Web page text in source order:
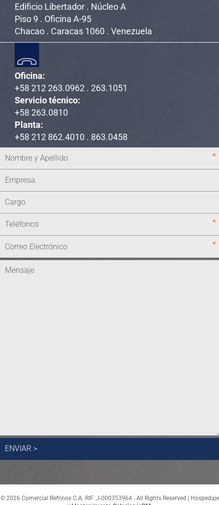
Edificio Libertador . Núcleo A
Piso 9 . Oficina A-95
Chacao . Caracas 1060 . Venezuela
Oficina:
+58 212 263.0962 . 263.1051
Servicio técnico:
+58 263.0810
Planta:
+58 212 862.4010 . 863.0458
*
*
*
© 2026 Comercial Refrinox C.A. RIF: J-000353964 . All Rights Reserved | Hospedaje